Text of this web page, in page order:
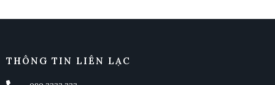
THÔNG TIN LIÊN LẠC